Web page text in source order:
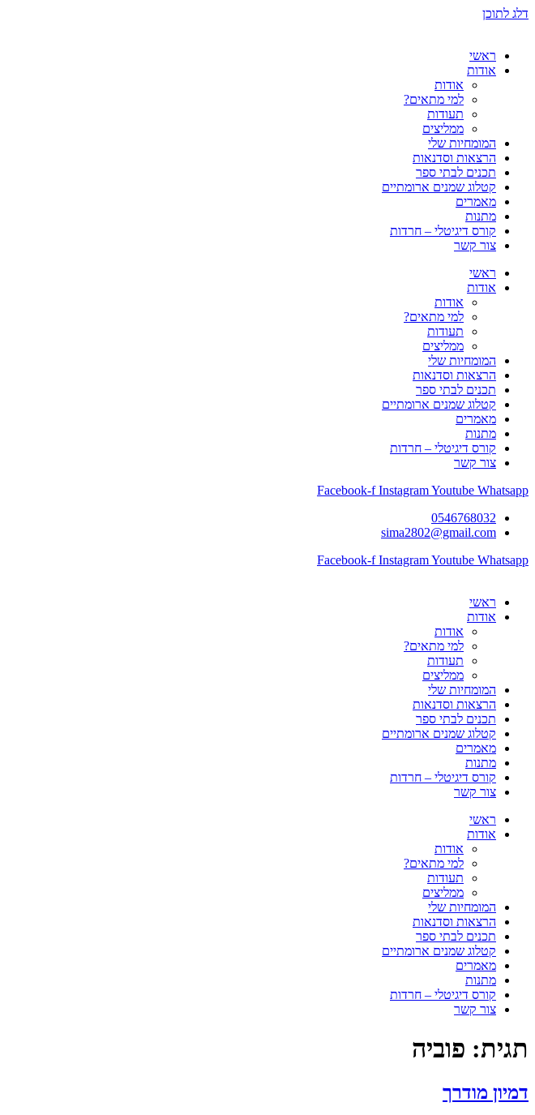
דלג לתוכן
ראשי
אודות
אודות
למי מתאים?
תעודות
ממליצים
המומחיות שלי
הרצאות וסדנאות
תכנים לבתי ספר
קטלוג שמנים ארומתיים
מאמרים
מתנות
קורס דיגיטלי – חרדות
צור קשר
ראשי
אודות
אודות
למי מתאים?
תעודות
ממליצים
המומחיות שלי
הרצאות וסדנאות
תכנים לבתי ספר
קטלוג שמנים ארומתיים
מאמרים
מתנות
קורס דיגיטלי – חרדות
צור קשר
Facebook-f InstagramYoutube Whatsapp
0546768032
sima2802@gmail.com
Facebook-f InstagramYoutube Whatsapp
ראשי
אודות
אודות
למי מתאים?
תעודות
ממליצים
המומחיות שלי
הרצאות וסדנאות
תכנים לבתי ספר
קטלוג שמנים ארומתיים
מאמרים
מתנות
קורס דיגיטלי – חרדות
צור קשר
ראשי
אודות
אודות
למי מתאים?
תעודות
ממליצים
המומחיות שלי
הרצאות וסדנאות
תכנים לבתי ספר
קטלוג שמנים ארומתיים
מאמרים
מתנות
קורס דיגיטלי – חרדות
צור קשר
תגית: פוביה
דמיון מודרך